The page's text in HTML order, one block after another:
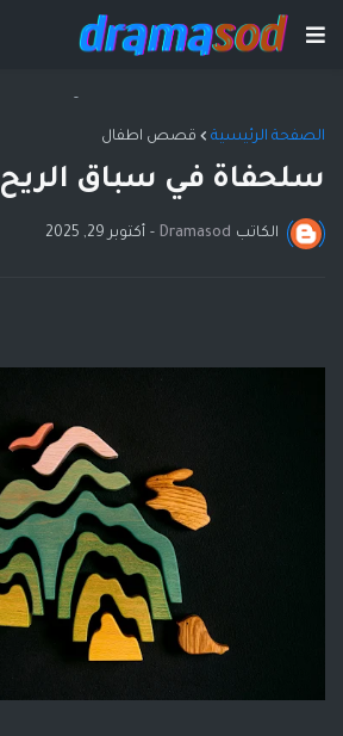
-
الصفحة الرئيسية قصص اطفال
سلحفاة في سباق الريح
الكاتب Dramasod
- أكتوبر 29, 2025